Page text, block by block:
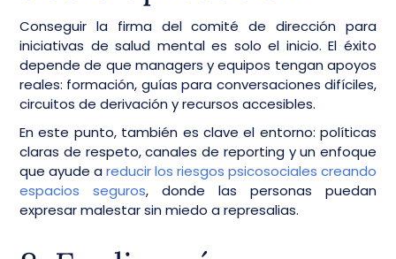
Conseguir la firma del comité de dirección para
iniciativas de salud mental es solo el inicio. El éxito
depende de que managers y equipos tengan apoyos
reales: formación, guías para conversaciones difíciles,
circuitos de derivación y recursos accesibles.
En este punto, también es clave el entorno: políticas
claras de respeto, canales de reporting y un enfoque
que ayude a reducir los riesgos psicosociales creando
espacios seguros, donde las personas puedan
expresar malestar sin miedo a represalias.